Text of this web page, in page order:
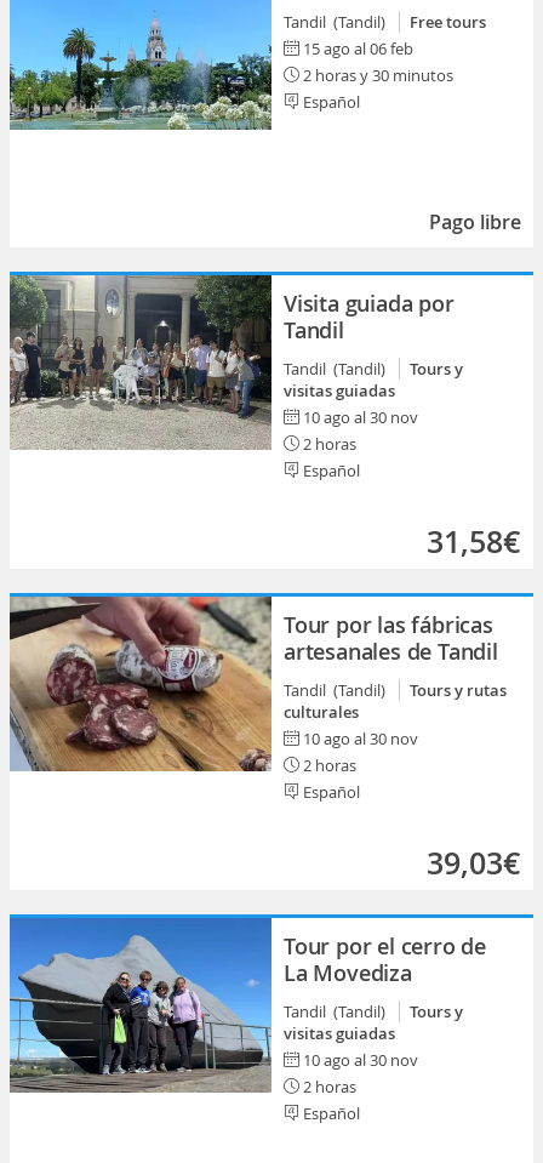
Tandil (Tandil)
Free tours
15 ago al 06 feb
2 horas y 30 minutos
Español
Pago libre
Visita guiada por
Tandil
Tandil (Tandil)
Tours y
visitas guiadas
10 ago al 30 nov
2 horas
Español
31,58€
Tour por las fábricas
artesanales de Tandil
Tandil (Tandil)
Tours y rutas
culturales
10 ago al 30 nov
2 horas
Español
39,03€
Tour por el cerro de
La Movediza
Tandil (Tandil)
Tours y
visitas guiadas
10 ago al 30 nov
2 horas
Español